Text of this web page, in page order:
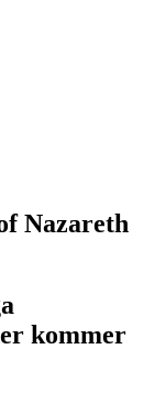
Nazareth
kommer